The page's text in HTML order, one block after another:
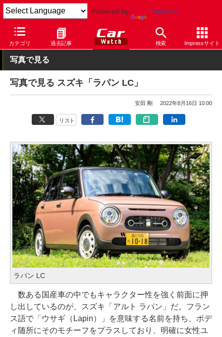
Powered by Translate
カテゴリ 過去記事 検索 Impressサイト
Car Watch 自動車 スズキ ラパン
写真で見る
写真で見る スズキ「ラパン LC」
安田 剛 2022年8月16日 10:00
リスト
ラパン LC
数ある国産車の中でもキャラクター性を強く前面に押
し出しているのが、スズキ「アルト ラパン」だ。フラン
ス語で「ウサギ（Lapin）」を意味する名前を持ち、ボデ
ィ随所にそのモチーフをプラスしており、明確に女性ユ